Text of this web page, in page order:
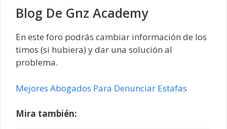
Blog De Gnz Academy
En este foro podrás cambiar información de los
timos (si hubiera) y dar una solución al
problema.
Mejores Abogados Para Denunciar Estafas
Mira también: